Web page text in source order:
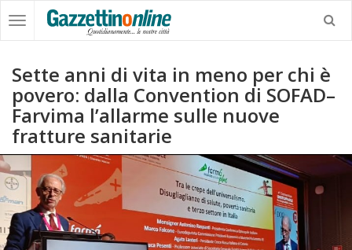
Sette anni di vita in meno per chi è
povero: dalla Convention di SOFAD–
Farvima l’allarme sulle nuove
fratture sanitarie